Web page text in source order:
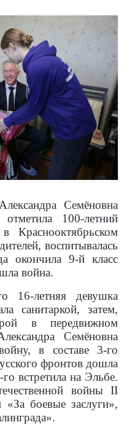
Семёновна
100-летний
Краснооктябрьском
воспитывалась
окончила 9-й класс
война.
16-летняя девушка
санитаркой, затем,
в передвижном
Семёновна
в составе 3-го
фронтов дошла
встретила на Эльбе.
войны II
«За боевые заслуги»,